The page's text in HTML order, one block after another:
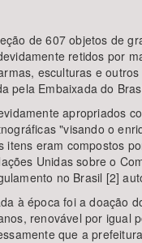
de 607 objetos de
retidos por
esculturas e
pela Embaixada do
apropriados
"visando o
itens eram compostos
Unidas sobre o
no Brasil [2]
à época foi a doação
renovável por igual
que a